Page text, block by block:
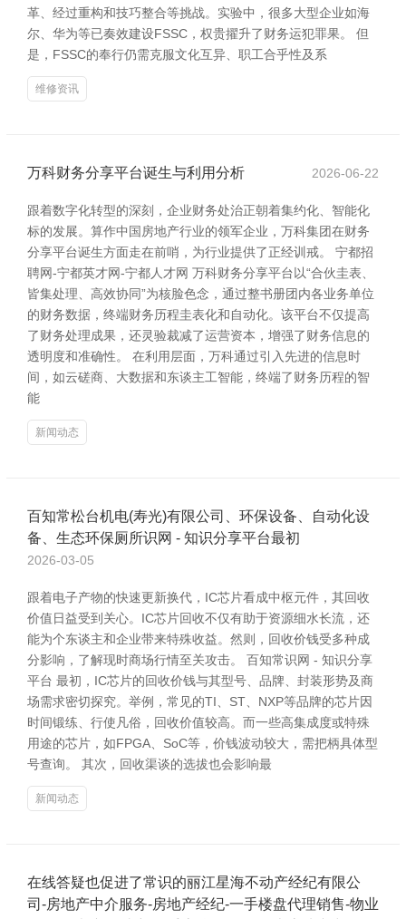
革、经过重构和技巧整合等挑战。实验中，很多大型企业如海
尔、华为等已奏效建设FSSC，权贵擢升了财务运犯罪果。 但
是，FSSC的奉行仍需克服文化互异、职工合乎性及系
维修资讯
万科财务分享平台诞生与利用分析 2026-06-22
跟着数字化转型的深刻，企业财务处治正朝着集约化、智能化
标的发展。算作中国房地产行业的领军企业，万科集团在财务
分享平台诞生方面走在前哨，为行业提供了正经训戒。 宁都招
聘网-宁都英才网-宁都人才网 万科财务分享平台以“合伙圭表、
皆集处理、高效协同”为核脸色念，通过整书册团内各业务单位
的财务数据，终端财务历程圭表化和自动化。该平台不仅提高
了财务处理成果，还灵验裁减了运营资本，增强了财务信息的
透明度和准确性。 在利用层面，万科通过引入先进的信息时
间，如云磋商、大数据和东谈主工智能，终端了财务历程的智
能
新闻动态
百知常松台机电(寿光)有限公司、环保设备、自动化设
备、生态环保厕所识网 - 知识分享平台最初
2026-03-05
跟着电子产物的快速更新换代，IC芯片看成中枢元件，其回收
价值日益受到关心。IC芯片回收不仅有助于资源细水长流，还
能为个东谈主和企业带来特殊收益。然则，回收价钱受多种成
分影响，了解现时商场行情至关攻击。 百知常识网 - 知识分享
平台 最初，IC芯片的回收价钱与其型号、品牌、封装形势及商
场需求密切探究。举例，常见的TI、ST、NXP等品牌的芯片因
时间锻练、行使凡俗，回收价值较高。而一些高集成度或特殊
用途的芯片，如FPGA、SoC等，价钱波动较大，需把柄具体型
号查询。 其次，回收渠谈的选拔也会影响最
新闻动态
在线答疑也促进了常识的丽江星海不动产经纪有限公
司-房地产中介服务-房地产经纪-一手楼盘代理销售-物业